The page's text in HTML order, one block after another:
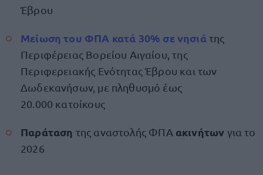
Έβρου
Μείωση του ΦΠΑ κατά 30% σε νησιά της
Περιφέρειας Βορείου Αιγαίου, της
Περιφερειακής Ενότητας Έβρου και των
Δωδεκανήσων, με πληθυσμό έως
20.000 κατοίκους
Παράταση της αναστολής ΦΠΑ ακινήτων για το
2026